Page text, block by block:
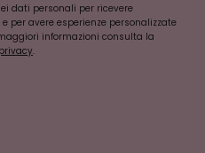
dati personali per ricevere
per avere esperienze personalizzate
informazioni consulta la
.